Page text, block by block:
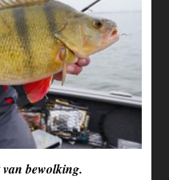
bewolking.